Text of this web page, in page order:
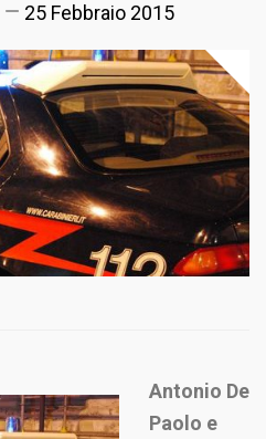
25 Febbraio 2015
Antonio De
Paolo e